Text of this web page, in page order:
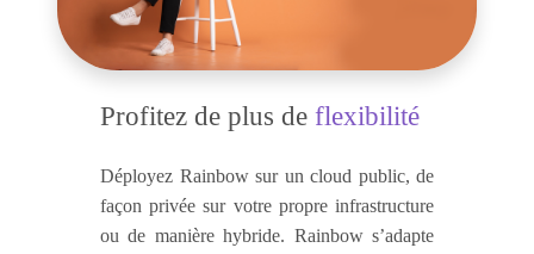
Profitez de plus de flexibilité
Déployez Rainbow sur un cloud public, de
façon privée sur votre propre infrastructure
ou de manière hybride. Rainbow s’adapte